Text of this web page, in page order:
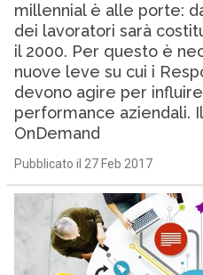
millennial è alle porte:
dei lavoratori sarà
il 2000. Per questo è
nuove leve su cui i
devono agire per
performance aziendali.
OnDemand
Pubblicato il 27 Feb 2017